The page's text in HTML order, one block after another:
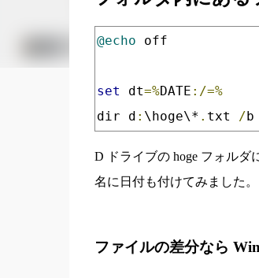
@echo off
set dt=%DATE :/=%
dir d : \hoge\* . txt /b
D ドライブの hoge フォルダ
名に日付も付けてみました。
ファイルの差分なら